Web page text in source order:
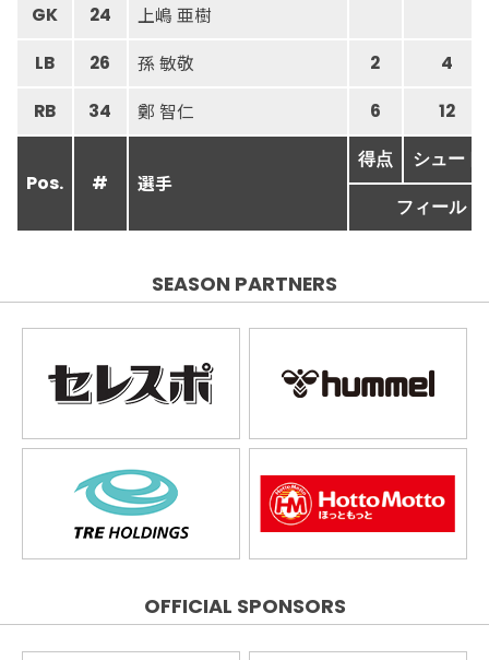
GK 24 上嶋 亜樹
LB 26 孫 敏敬 2 4
RB 34 鄭 智仁 6 12
Pos. # 選手
得点 シュート
フィール
SEASON PARTNERS
OFFICIAL SPONSORS